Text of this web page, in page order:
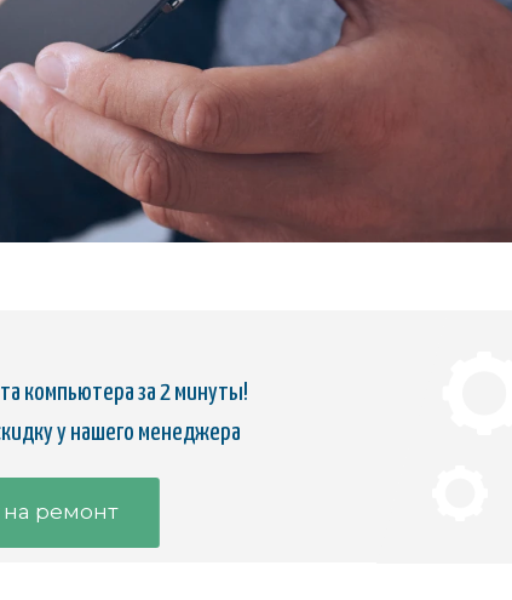
компьютера за 2 минуты!
у нашего менеджера
на ремонт